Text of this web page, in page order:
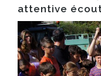
attentive